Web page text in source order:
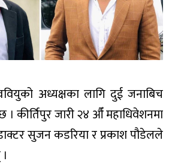
अध्यक्षका लागि दुई जनाबिच
। कीर्तिपुर जारी २४ औँ महाधिवेशनमा
सुजन कडरिया र प्रकाश पौडेलले